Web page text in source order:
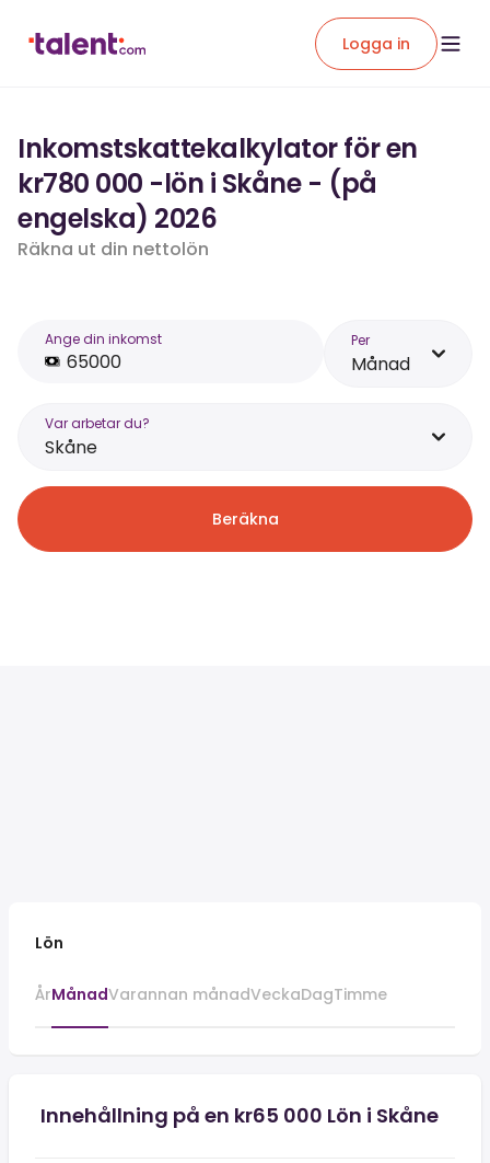
Logga in
Inkomstskattekalkylator för en
kr780 000 -lön i Skåne - (på
engelska) 2026
Räkna ut din nettolön
Ange din inkomst Per
Månad
Var arbetar du?
Skåne
Beräkna
Lön
ÅrMånadVarannan månadVeckaDagTimme
Innehållning på en kr65 000 Lön i Skåne